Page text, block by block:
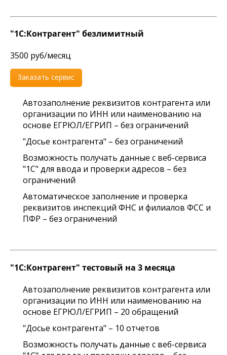
"1С:Контрагент" безлимитный
3500 руб/месяц
Заказать сервис
Автозаполнение реквизитов контрагента или
организации по ИНН или наименованию на
основе ЕГРЮЛ/ЕГРИП – без ограничений
"Досье контрагента" – без ограничений
Возможность получать данные с веб-сервиса
"1С" для ввода и проверки адресов – без
ограничений
Автоматическое заполнение и проверка
реквизитов инспекций ФНС и филиалов ФСС и
ПФР – без ограничений
"1С:Контрагент" тестовый на 3 месяца
Автозаполнение реквизитов контрагента или
организации по ИНН или наименованию на
основе ЕГРЮЛ/ЕГРИП – 20 обращений
"Досье контрагента" – 10 отчетов
Возможность получать данные с веб-сервиса